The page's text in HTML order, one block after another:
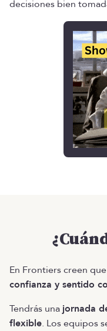
decisiones bien
En Frontiers creen
confianza y sentido
Tendrás una jornada
flexible. Los equipos